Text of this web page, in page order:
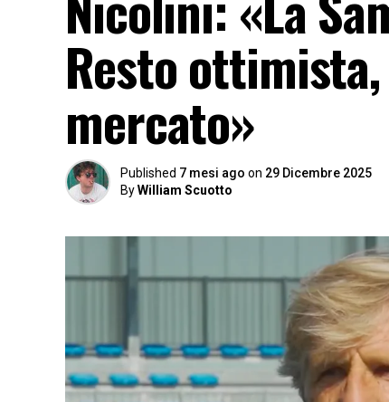
Resto
mercato»
Published 7 mesi ago on 29 Dicembre 2025
ByWilliam Scuotto